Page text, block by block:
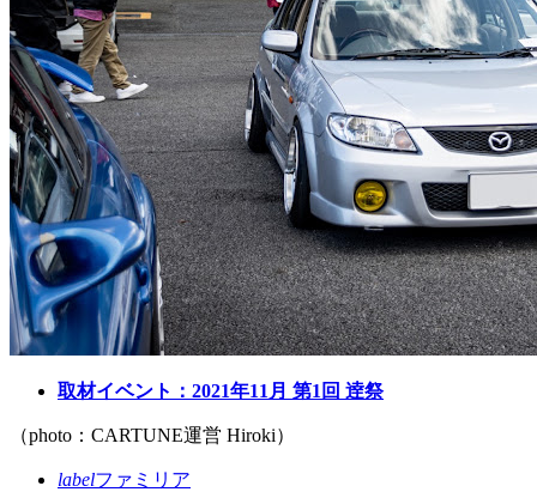
取材イベント：2021年11月 第1回 逹祭
（photo：CARTUNE運営 Hiroki）
labelファミリア